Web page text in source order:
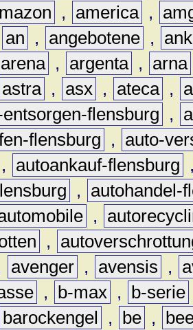
, america ,
an , angebotene ,
arena , argenta , arna
astra , asx , ateca ,
flensburg ,
flensburg
,
auto-
, autoankauf-flensburg
,
autohandel-
,
,
avenger , avensis ,
, b-max , b-serie
barockengel , be ,